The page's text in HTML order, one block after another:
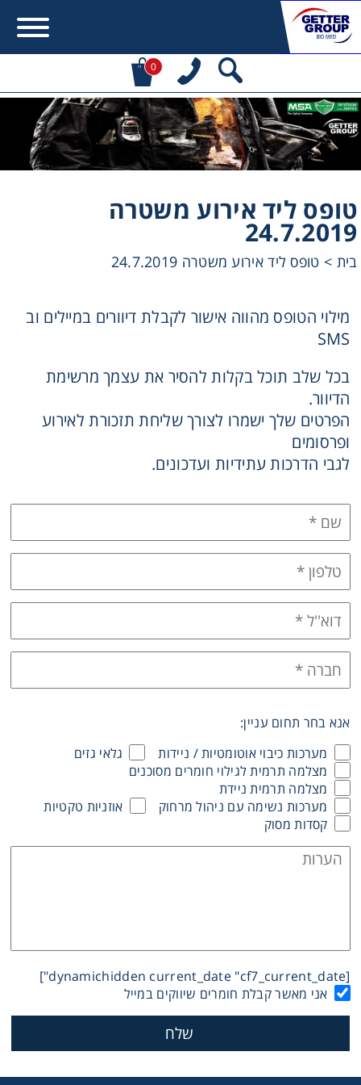
0
טופס ליד אירוע משטרה
24.7.2019
בית > טופס ליד אירוע משטרה 24.7.2019
אנא בחר תחום עניין:
מערכות כיבוי אוטומטיות / ניידות
גלאי גזים
מצלמה תרמית לגילוי חומרים מסוכנים
מצלמה תרמית ניידת
מערכות נשימה עם ניהול מרחוק
אוזניות טקטיות
קסדות מסוק
[dynamichidden current_date "cf7_current_date"]
אני מאשר קבלת חומרים שיווקים במייל
מילוי הטופס מהווה אישור לקבלת דיוורים במיילים וב
SMS
בכל שלב תוכל בקלות להסיר את עצמך מרשימת
הדיוור.
הפרטים שלך ישמרו לצורך שליחת תזכורת לאירוע
ופרסומים
לגבי הדרכות עתידיות ועדכונים.
Error: Contact form not found.
מעונין לקבל הצעת מחיר או מידע עבור:
Centrifuges
Chromatography
Cooling
Heating
Instrumentation
Pumps
Sample Preparation
Shaking & Stirring
Storage
Washing
Chromatography
Lab Essentials
Liquid Handling
Plasticware